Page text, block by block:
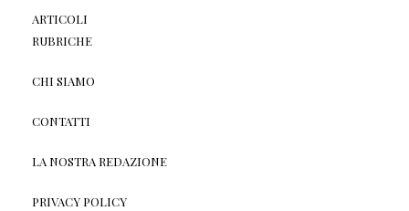
ARTICOLI
RUBRICHE
CHI SIAMO
CONTATTI
LA NOSTRA REDAZIONE
PRIVACY POLICY